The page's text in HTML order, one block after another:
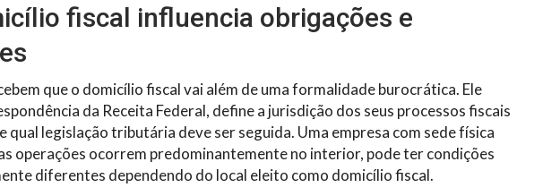
fiscal influencia obrigações e
que o domicílio fiscal vai além de uma formalidade burocrática. Ele
da Receita Federal, define a jurisdição dos seus processos fiscais
qual legislação tributária deve ser seguida. Uma empresa com sede física
operações ocorrem predominantemente no interior, pode ter condições
diferentes dependendo do local eleito como domicílio fiscal.